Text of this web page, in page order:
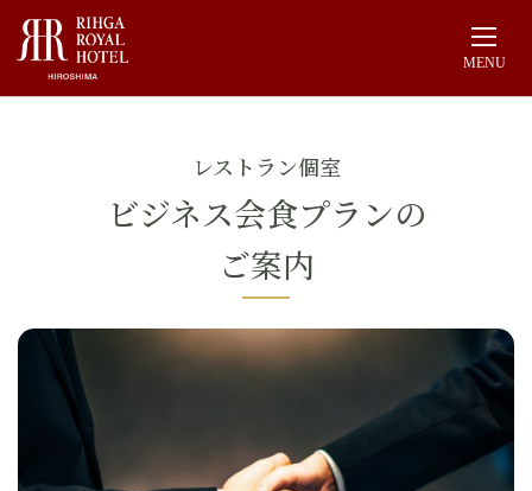
MENU
チャイニーズダイニング リュウ
日本料理 鯉城
レストラン＆バー フェア・特集
レストラン＆バー
信頼を築く、特別なひととき
レストラン個室
ビジネス会食プランの
ご案内